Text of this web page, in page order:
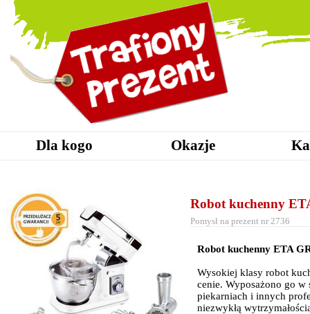
Dla kogo Okazje
Robot kuchenny
Pomysł na prezent nr 2736
Robot kuchenny ETA
Wysokiej klasy robot
cenie. Wyposażono go w
piekarniach i innych
niezwykłą